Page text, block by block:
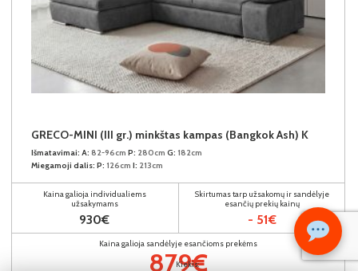
Kiekis:
GRECO-MINI (III gr.) minkštas kampas (Bangkok Ash) K
Išmatavimai: A: 82-96cm P: 280cm G: 182cm
Miegamoji dalis: P: 126cm I: 213cm
Kaina galioja individualiems
užsakymams
930€
Skirtumas tarp užsakomų ir sandėlyje
esančių prekių kainų
- 51€
Kaina galioja sandėlyje esančioms prekėms
879€